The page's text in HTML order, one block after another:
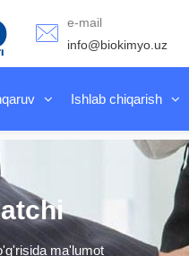
e-mail
info@biokimyo.uz
Ishlab chiqarish
ma'lumot